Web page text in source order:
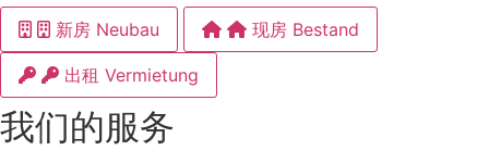
新房 Neubau 现房 Bestand
出租 Vermietung
我们的服务